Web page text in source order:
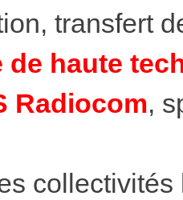
transfert
de haute
Radiocom,